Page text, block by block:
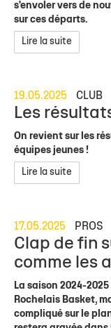
s'envoler vers de
sur ces départs.
Lire la suite
19.05.2025 CLUB
Les
On revient sur les
équipes jeunes !
Lire la suite
17.05.2025 PROS
Clap de fin
comme les
La saison 2024-
Rochelais Basket,
compliqué sur le